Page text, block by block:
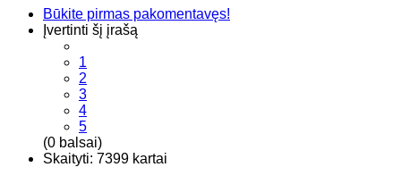
Būkite pirmas pakomentavęs!
Įvertinti šį įrašą
1
2
3
4
5
(0 balsai)
Skaityti: 7399 kartai